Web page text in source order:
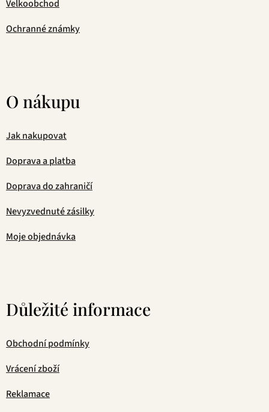
Velkoobchod
Ochranné známky
O nákupu
Jak nakupovat
Doprava a platba
Doprava do zahraničí
Nevyzvednuté zásilky
Moje objednávka
Důležité informace
Obchodní podmínky
Vrácení zboží
Reklamace